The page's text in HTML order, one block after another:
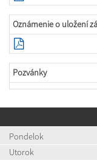
Oznámenie o uložení
Pozvánky
Pondelok
Utorok